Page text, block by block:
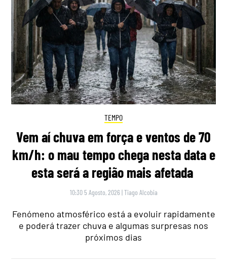
TEMPO
Vem aí chuva em força e ventos de 70
km/h: o mau tempo chega nesta data e
esta será a região mais afetada
10:30 5 Agosto, 2026 |Tiago Alcobia
Fenómeno atmosférico está a evoluir rapidamente
e poderá trazer chuva e algumas surpresas nos
próximos dias